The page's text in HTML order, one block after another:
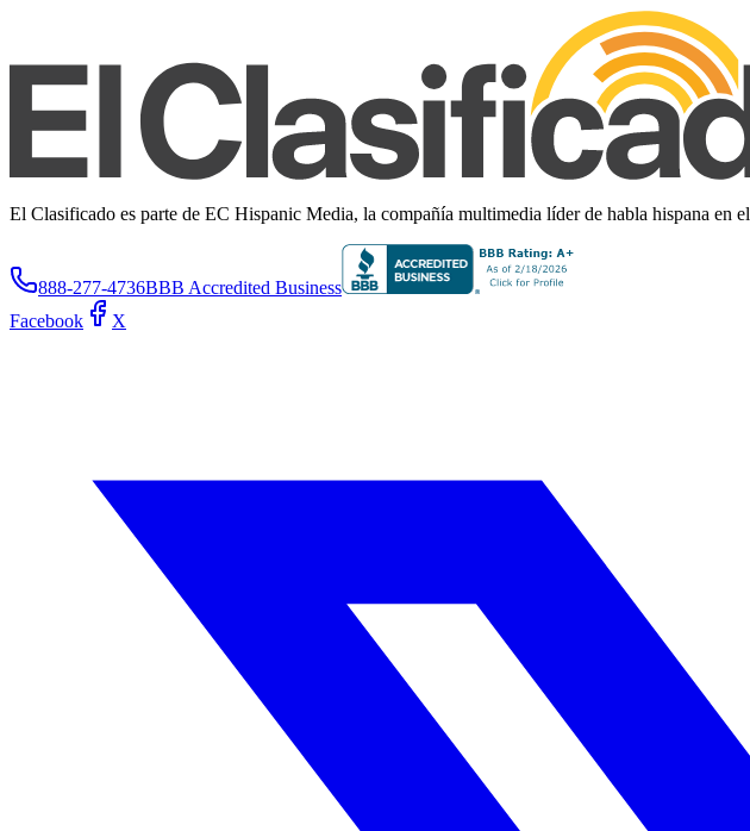
El Clasificado es parte de EC Hispanic Media, la compañía multimedia líder de habla hispana en
888-277-4736BBB Accredited Business
Facebook
X